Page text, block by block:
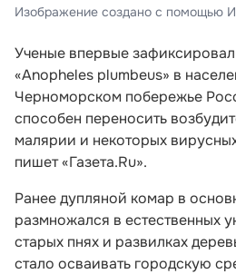
Изображение создано с помощью
Ученые впервые
«Anopheles plumbeus» в
Черноморском побережье
способен переносить
малярии и некоторых
пишет «Газета.Ru».
Ранее дупляной комар в
размножался в естественных
старых пнях и развилках
стало осваивать городскую